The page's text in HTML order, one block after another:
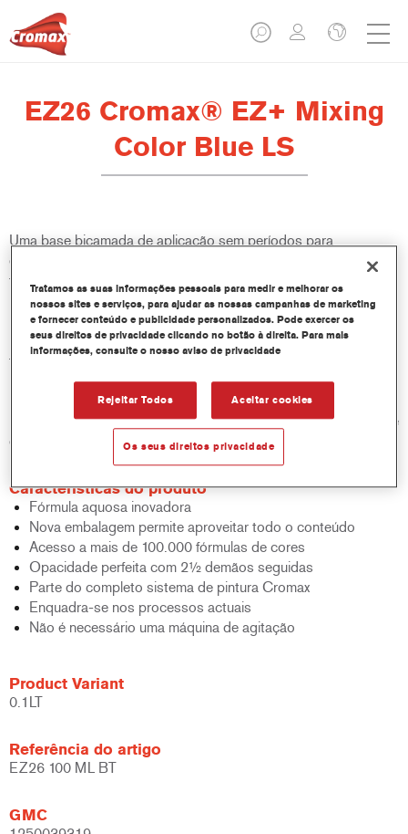
EZ26 Cromax® EZ+ Mixing
Color Blue LS
Uma base bicamada de aplicação sem períodos para
evaporação, fácil de usar, de excelentes desempenho de cor,
flexibilidade e valor. Boa opacidade, técnica de disfarce
melhorada e excelente controlo de manchas tornam todos as
repinturas mais fáceis e rápidas. Proporciona também acesso a
uma biblioteca constantemente atualizada de mais de 100.000
fórmulas de cores sólidas, metálicas e nacaradas. E as
inovadoras garrafas espremíveis garantem dosagens mais
precisas e minimizam o desperdício. Cromax EZ+ é o novo
padrão de base bicamada aquosa em termos de desempenho e
eficiência.
Características do produto
Fórmula aquosa inovadora
Nova embalagem permite aproveitar todo o conteúdo
Acesso a mais de 100.000 fórmulas de cores
Opacidade perfeita com 2½ demãos seguidas
Parte do completo sistema de pintura Cromax
Enquadra-se nos processos actuais
Não é necessário uma máquina de agitação
Product Variant
0.1LT
Referência do artigo
EZ26 100 ML BT
GMC
Tratamos as suas informações pessoais para medir e melhorar os
nossos sites e serviços, para ajudar as nossas campanhas de marketing
e fornecer conteúdo e publicidade personalizados. Pode exercer os
seus direitos de privacidade clicando no botão à direita. Para mais
informações, consulte o nosso aviso de privacidade
Rejeitar Todos Aceitar cookies
Os seus direitos privacidade